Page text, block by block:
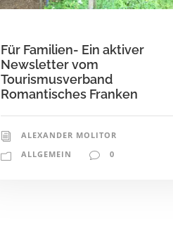
Für Familien- Ein aktiver
Newsletter vom
Tourismusverband
Romantisches Franken
ALEXANDER MOLITOR
ALLGEMEIN
0